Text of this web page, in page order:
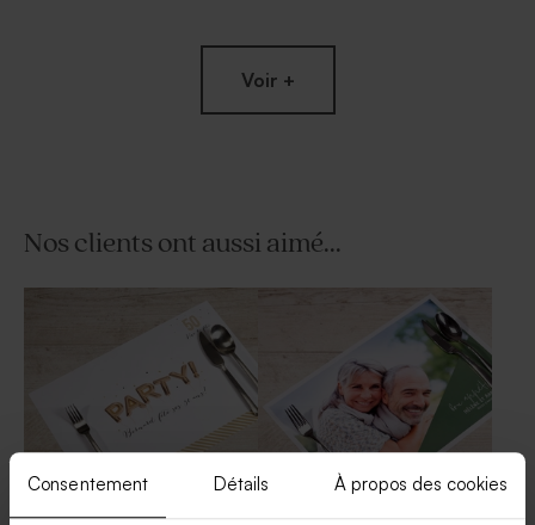
Consentement Détails À propos des cookies
Décapsuleur anniversaire
Yoyo en bois fête
Voir +
Nos clients ont aussi aimé...